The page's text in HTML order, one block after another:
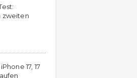
zweiten
17, 17